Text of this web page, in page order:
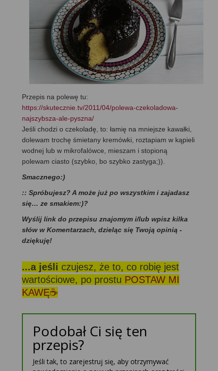
Przepis na polewę tu:
https://skutecznie.tv/2011/04/polewa-czekoladowa-
najszybsza-ale-pyszna/
Jeśli chodzi o czekoladę, to: łamię na mniejsze kawałki,
dolewam trochę śmietany kremówki, roztapiam w kąpieli
wodnej lub w mikrofalówce, mieszam i stopioną
polewam ciasto (szybko, bo szybko zastyga;)).
Smacznego:)
:: Spróbujesz? A może już po wszystkim i zajadasz
się… ze smakiem:)?
Wyślij link do przepisu znajomym i/lub wpisz kilka
słów w Komentarzach, dzieląc się Twoją opinią -
dziękuję!
...a jeśli czujesz, że to, co robię jest
wartościowe, po prostu POSTAW MI
KAWĘ☕
Podobał Ci się ten
przepis?
Jeśli tak, to zarejestruj się, aby otrzymywać